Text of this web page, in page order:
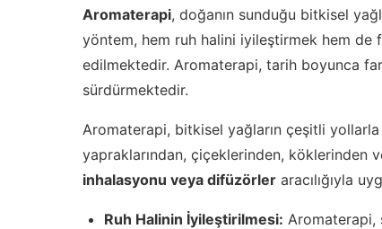
Aromaterapi, doğanın sunduğu bitkisel
yöntem, hem ruh halini iyileştirmek hem de
edilmektedir. Aromaterapi, tarih boyunca
sürdürmektedir.
Aromaterapi, bitkisel yağların çeşitli
yapraklarından, çiçeklerinden, köklerinden
inhalasyonu veya difüzörler aracılığıyla
Ruh Halinin İyileştirilmesi: Aromaterapi,